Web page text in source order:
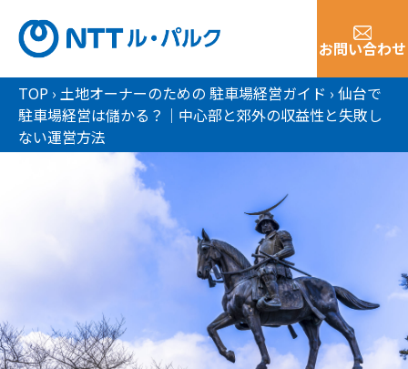
お問い合わせ
TOP › 土地オーナーのための 駐車場経営ガイド › 仙台で
駐車場経営は儲かる？｜中心部と郊外の収益性と失敗し
ない運営方法